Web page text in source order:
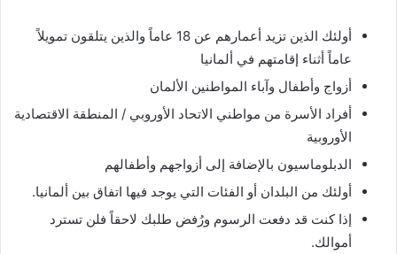
أولئك الذين تزيد أعمارهم عن 18 عاماً والذين يتلقون تمويلاً
عاماً أثناء إقامتهم في ألمانيا
أزواج وأطفال وآباء المواطنين الألمان
أفراد الأسرة من مواطني الاتحاد الأوروبي / المنطقة الاقتصادية
الأوروبية
الدبلوماسيون بالإضافة إلى أزواجهم وأطفالهم
أولئك من البلدان أو الفئات التي يوجد فيها اتفاق بين ألمانيا.
إذا كنت قد دفعت الرسوم ورُفض طلبك لاحقاً فلن تسترد
أموالك.